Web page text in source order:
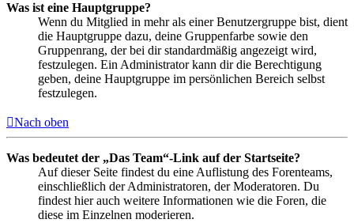
Was ist eine Hauptgruppe?
Wenn du Mitglied in mehr als einer Benutzergruppe bist, dient
die Hauptgruppe dazu, deine Gruppenfarbe sowie den
Gruppenrang, der bei dir standardmäßig angezeigt wird,
festzulegen. Ein Administrator kann dir die Berechtigung
geben, deine Hauptgruppe im persönlichen Bereich selbst
festzulegen.
Nach oben
Was bedeutet der „Das Team“-Link auf der Startseite?
Auf dieser Seite findest du eine Auflistung des Forenteams,
einschließlich der Administratoren, der Moderatoren. Du
findest hier auch weitere Informationen wie die Foren, die
diese im Einzelnen moderieren.